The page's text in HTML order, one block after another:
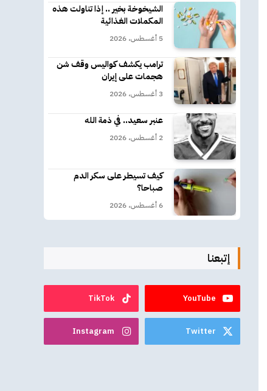
الشيخوخة بخير .. إذا تناولت هذه
المكملات الغذائية
5 أغسطس، 2026
ترامب يكشف كواليس وقف شن
هجمات على إيران
3 أغسطس، 2026
عنبر سعيد.. في ذمة الله
2 أغسطس، 2026
كيف تسيطر على سكر الدم
صباحا؟
6 أغسطس، 2026
إتبعنا
YouTube
TikTok
Twitter
Instagram